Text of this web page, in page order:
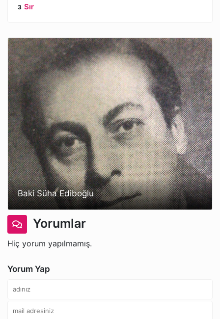
Sır
Baki Süha Ediboğlu
Yorumlar
Hiç yorum yapılmamış.
Yorum Yap